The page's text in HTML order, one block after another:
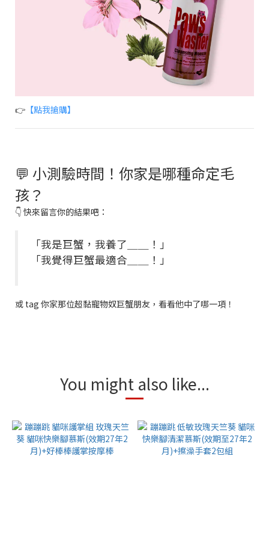
👉 【點我搶購】
💬 小測驗時間！你家是哪種命定毛
孩？
👇 快來留言你的結果吧：
「我是巨蟹，我養了＿＿！」
「我覺得巨蟹最適合＿＿！」
或 tag 你家那位超黏寵物奴巨蟹朋友，看看他中了哪一項！
You might also like...